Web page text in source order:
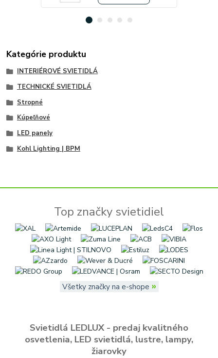
Kategórie produktu
INTERIÉROVÉ SVIETIDLÁ
TECHNICKÉ SVIETIDLÁ
Stropné
Kúpeľňové
LED panely
Kohl Lighting | BPM
Top značky svietidiel
Všetky značky na e-shope »
Svietidlá LEDLUX - predaj kvalitného
osvetlenia, LED svietidlá, lustre, lampy,
žiarovky